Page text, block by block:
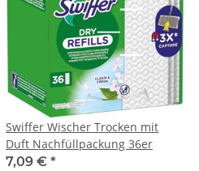
Swiffer Wischer Trocken mit
Duft Nachfüllpackung 36er
7,09 € *